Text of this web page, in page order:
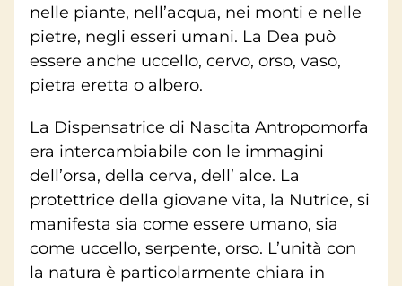
nelle piante, nell’acqua, nei monti e nelle
pietre, negli esseri umani. La Dea può
essere anche uccello, cervo, orso, vaso,
pietra eretta o albero.
La Dispensatrice di Nascita Antropomorfa
era intercambiabile con le immagini
dell’orsa, della cerva, dell’ alce. La
protettrice della giovane vita, la Nutrice, si
manifesta sia come essere umano, sia
come uccello, serpente, orso. L’unità con
la natura è particolarmente chiara in